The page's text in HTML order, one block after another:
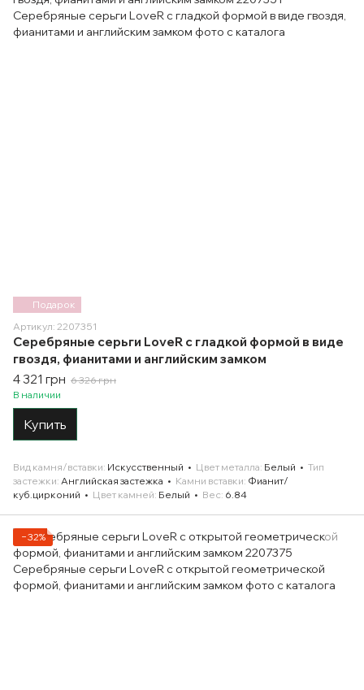
Подарок
Артикул: 2207351
Серебряные серьги LoveR с гладкой формой в виде
гвоздя, фианитами и английским замком
4 321 грн 6 326 грн
В наличии
Купить
Вид камня/вставки Искусственный Цвет металла Белый
Тип
застежки Английская застежка Камни вставки Фианит/
куб.цирконий
Цвет камней Белый Вес 6.84
−32%